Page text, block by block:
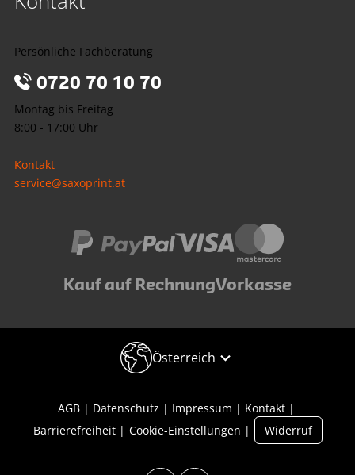
Persönliche Fachberatung
0720 70 10 70
Montag bis Freitag
8:00 - 17:00 Uhr
Kontakt
service@saxoprint.at
Kauf auf RechnungVorkasse
Österreich
AGB Datenschutz Impressum
Kontakt
Barrierefreiheit
Cookie-Einstellungen Widerruf